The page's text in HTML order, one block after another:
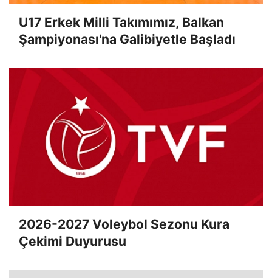
U17 Erkek Milli Takımımız, Balkan
Şampiyonası'na Galibiyetle Başladı
2026-2027 Voleybol Sezonu Kura
Çekimi Duyurusu